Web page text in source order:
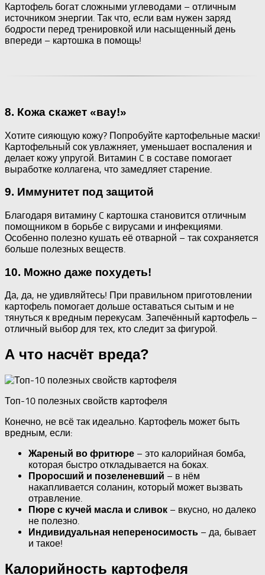
Картофель богат сложными углеводами – отличным
источником энергии. Так что, если вам нужен заряд
бодрости перед тренировкой или насыщенный день
впереди – картошка в помощь!
8. Кожа скажет «вау!»
Хотите сияющую кожу? Попробуйте картофельные маски!
Картофельный сок увлажняет, уменьшает воспаления и
делает кожу упругой. Витамин C в составе помогает
выработке коллагена, что замедляет старение.
9. Иммунитет под защитой
Благодаря витамину C картошка становится отличным
помощником в борьбе с вирусами и инфекциями.
Особенно полезно кушать её отварной – так сохраняется
больше полезных веществ.
10. Можно даже похудеть!
Да, да, не удивляйтесь! При правильном приготовлении
картофель помогает дольше оставаться сытым и не
тянуться к вредным перекусам. Запечённый картофель –
отличный выбор для тех, кто следит за фигурой.
А что насчёт вреда?
Топ-10 полезных свойств картофеля
Конечно, не всё так идеально. Картофель может быть
вредным, если:
Жареный во фритюре – это калорийная бомба,
которая быстро откладывается на боках.
Проросший и позеленевший – в нём
накапливается соланин, который может вызвать
отравление.
Пюре с кучей масла и сливок – вкусно, но далеко
не полезно.
Индивидуальная непереносимость – да, бывает
и такое!
Калорийность картофеля